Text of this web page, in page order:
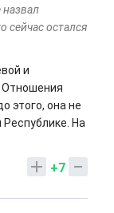
назвал
сейчас остался
и
Отношения
этого, она не
На
+7